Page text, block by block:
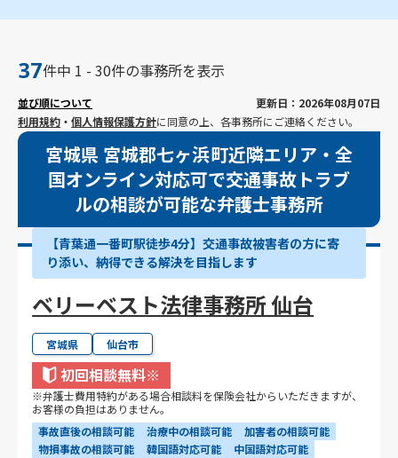
37件中 1 - 30件の事務所を表示
並び順について
更新日：2026年08月07日
利用規約 ・個人情報保護方針に同意の上、各事務所にご連絡ください。
宮城県 宮城郡七ヶ浜町近隣エリア・全
国オンライン対応可で交通事故トラブ
ルの相談が可能な弁護士事務所
【青葉通一番町駅徒歩4分】交通事故被害者の方に寄
り添い、納得できる解決を目指します
ベリーベスト法律事務所 仙台
宮城県 仙台市
初回相談無料※
※弁護士費用特約がある場合相談料を保険会社からいただきますが、
お客様の負担はありません。
事故直後の相談可能
治療中の相談可能
加害者の相談可能
物損事故の相談可能
韓国語対応可能
中国語対応可能